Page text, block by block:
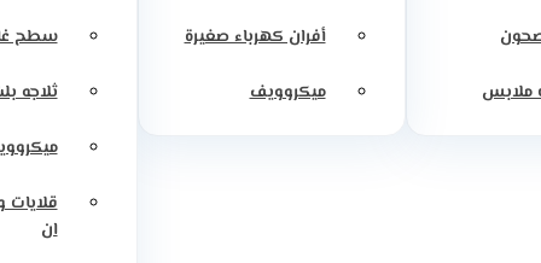
ملابس
أفران كهرباء صغيرة
ميكروويف
سطح
ثلاجه
ان